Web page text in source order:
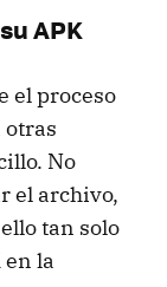
APK
el proceso
No
el archivo,
tan solo
en la